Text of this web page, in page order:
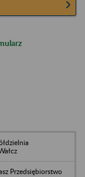
Przedsiębiorstwo